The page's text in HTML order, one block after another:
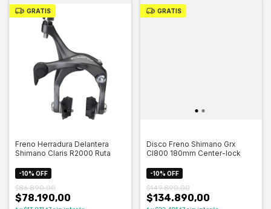
GRATIS
Freno Herradura Delantera
Shimano Claris R2000 Ruta
-10% OFF
$78.190,00
$86.890,00
GRATIS
Disco Freno Shimano Grx
Cl800 180mm Center-lock
-10% OFF
$134.890,00
$149.890,00